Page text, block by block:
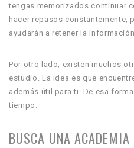
tengas memorizados continuar
hacer repasos constantemente,
ayudarán a retener la información.
Por otro lado, existen muchos
estudio. La idea es que
además útil para ti. De esa
tiempo.
BUSCA UNA ACADEMIA